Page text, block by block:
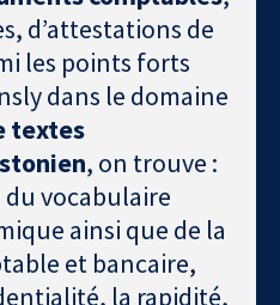
d’attestations de
les points forts
dans le domaine
textes
, on trouve :
vocabulaire
ainsi que de la
et bancaire,
la rapidité,